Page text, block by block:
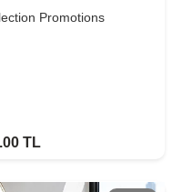
Promotions
TL